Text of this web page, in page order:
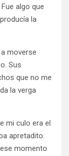
algo que
la
moverse
Sus
que no me
la verga
mi culo era el
apretadito.
momento